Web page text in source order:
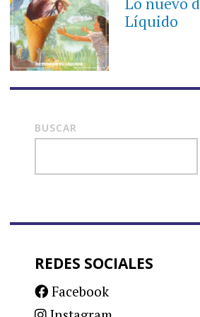
Líquido
BUSCAR
REDES SOCIALES
Facebook